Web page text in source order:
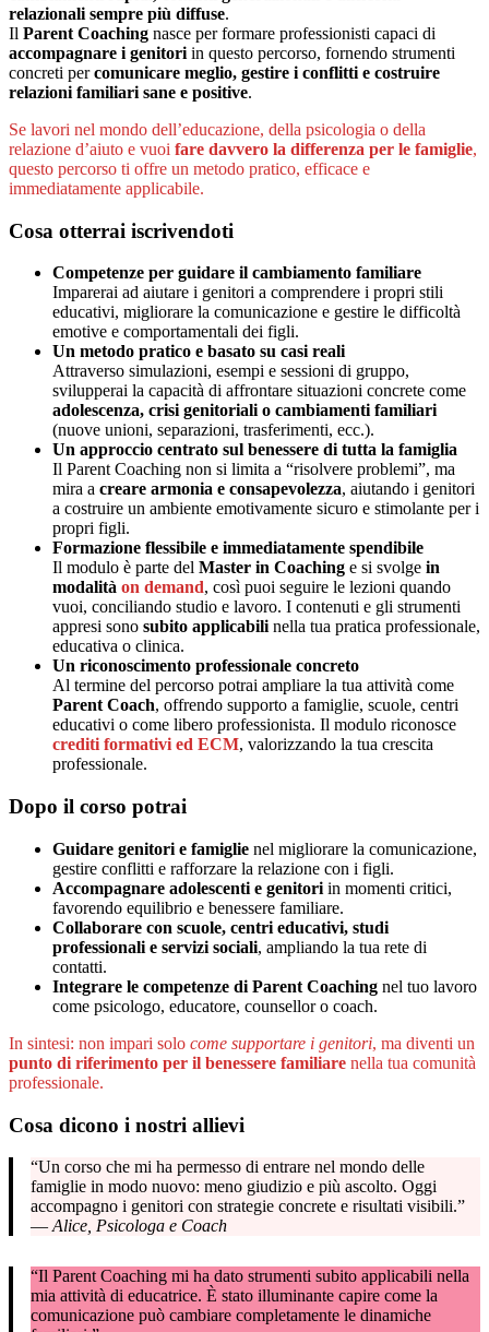
relazionali sempre più diffuse.
Il Parent Coaching nasce per formare professionisti capaci di
accompagnare i genitori in questo percorso, fornendo strumenti
concreti percomunicare meglio, gestire i conflitti e costruire
relazioni familiari sane e positive.
Se lavori nel mondo dell’educazione, della psicologia o della
relazione d’aiuto e vuoi fare davvero la differenza per le famiglie,
questo percorso ti offre un metodo pratico, efficace e
immediatamente applicabile.
Cosa otterrai iscrivendoti
Competenze per guidare il cambiamento familiare
Imparerai ad aiutare i genitori a comprendere i propri stili
educativi, migliorare la comunicazione e gestire le difficoltà
emotive e comportamentali dei figli.
Un metodo pratico e basato su casi reali
Attraverso simulazioni, esempi e sessioni di gruppo,
svilupperai la capacità di affrontare situazioni concrete come
adolescenza, crisi genitoriali o cambiamenti familiari
(nuove unioni, separazioni, trasferimenti, ecc.).
Un approccio centrato sul benessere di tutta la famiglia
Il Parent Coaching non si limita a “risolvere problemi”, ma
mira a creare armonia e consapevolezza, aiutando i genitori
a costruire un ambiente emotivamente sicuro e stimolante per i
propri figli.
Formazione flessibile e immediatamente spendibile
Il modulo è parte del Master in Coaching e si svolge in
modalità on demand, così puoi seguire le lezioni quando
vuoi, conciliando studio e lavoro. I contenuti e gli strumenti
appresi sono subito applicabili nella tua pratica professionale,
educativa o clinica.
Un riconoscimento professionale concreto
Al termine del percorso potrai ampliare la tua attività come
Parent Coach, offrendo supporto a famiglie, scuole, centri
educativi o come libero professionista. Il modulo riconosce
crediti formativi ed ECM, valorizzando la tua crescita
professionale.
Dopo il corso potrai
Guidare genitori e famiglie nel migliorare la comunicazione,
gestire conflitti e rafforzare la relazione con i figli.
Accompagnare adolescenti e genitori in momenti critici,
favorendo equilibrio e benessere familiare.
Collaborare con scuole, centri educativi, studi
professionali e servizi sociali, ampliando la tua rete di
contatti.
Integrare le competenze di Parent Coaching nel tuo lavoro
come psicologo, educatore, counsellor o coach.
In sintesi: non impari solo come supportare i genitori, ma diventi un
punto di riferimento per il benessere familiare nella tua comunità
professionale.
Cosa dicono i nostri allievi
“Un corso che mi ha permesso di entrare nel mondo delle
famiglie in modo nuovo: meno giudizio e più ascolto. Oggi
accompagno i genitori con strategie concrete e risultati visibili.”
— Alice, Psicologa e Coach
“Il Parent Coaching mi ha dato strumenti subito applicabili nella
mia attività di educatrice. È stato illuminante capire come la
comunicazione può cambiare completamente le dinamiche